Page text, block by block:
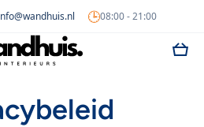
🕒08:00 - 21:00